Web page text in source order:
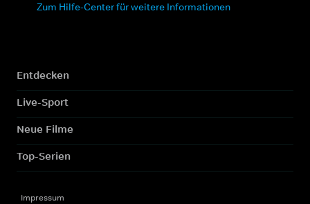
Zum Hilfe-Center für weitere Informationen
Entdecken
Live-Sport
Neue Filme
Top-Serien
Impressum